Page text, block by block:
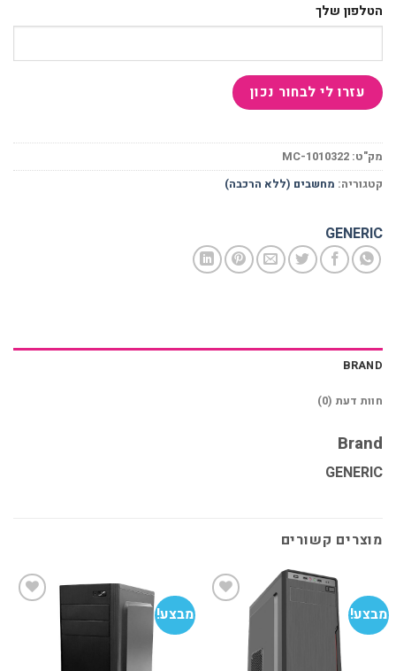
הטלפון שלך
מק"ט:MC-1010322
קטגוריה:מחשבים (ללא הרכבה)
GENERIC
BRAND
חוות דעת (0)
Brand
GENERIC
מוצרים קשורים
מבצע! מבצע!